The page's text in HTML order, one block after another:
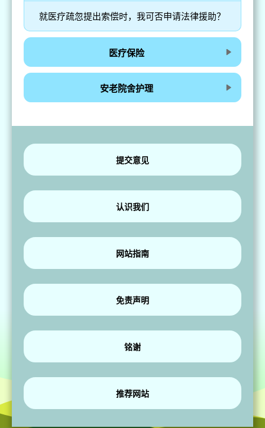
就医疗疏忽提出索偿时，我可否申请法律援助？
医疗保险
安老院舍护理
提交意见
认识我们
网站指南
免责声明
铭谢
推荐网站